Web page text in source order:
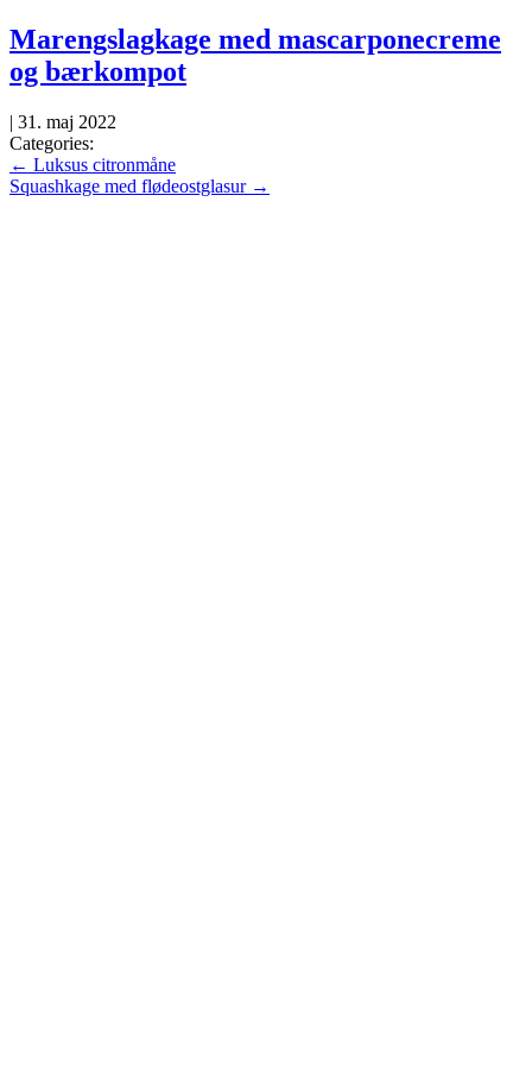
Skip
to
the
Marengslagkage med mascarponecreme
og bærkompot
| 31. maj 2022
Categories:
Indlægsnavigation
← Luksus citronmåne
Squashkage med flødeostglasur →